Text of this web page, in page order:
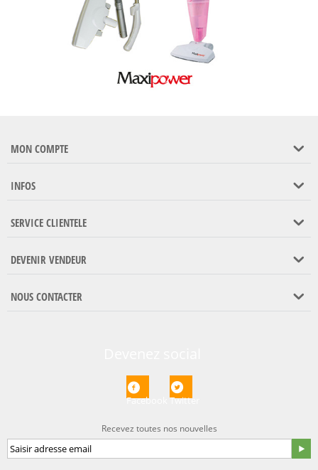
MON COMPTE
INFOS
SERVICE CLIENTELE
DEVENIR VENDEUR
NOUS CONTACTER
Facebook Twitter
Recevez toutes nos nouvelles